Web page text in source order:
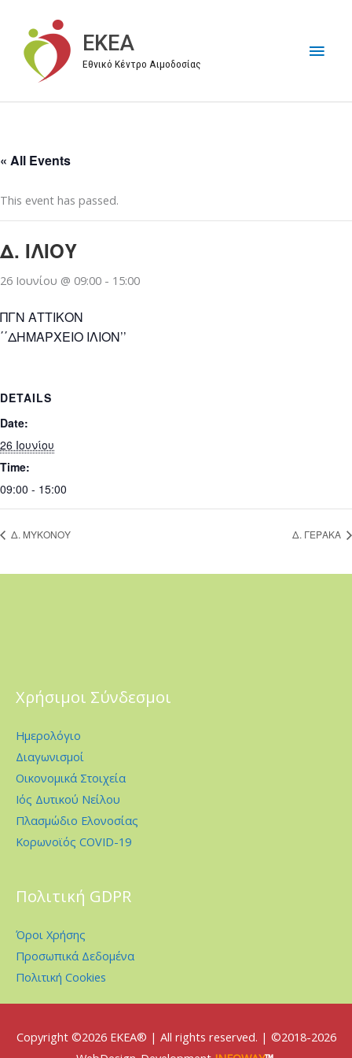
περιεχόμενο
EKEA
Εθνικό Κέντρο Αιμοδοσίας
« All Events
This event has passed.
Δ. ΙΛΙΟΥ
26 Ιουνίου @ 09:00 - 15:00
ΠΓΝ ΑΤΤΙΚΟΝ
΄΄ΔΗΜΑΡΧΕΙΟ ΙΛΙΟΝ’’
DETAILS
Date:
26 Ιουνίου
Time:
09:00 - 15:00
Δ. ΜΥΚΟΝΟΥ Δ. ΓΕΡΑΚΑ
Χρήσιμοι Σύνδεσμοι
Ημερολόγιο
Διαγωνισμοί
Οικονομικά Στοιχεία
Ιός Δυτικού Νείλου
Πλασμώδιο Ελονοσίας
Κορωνοϊός COVID-19
Πολιτική GDPR
Όροι Χρήσης
Προσωπικά Δεδομένα
Πολιτική Cookies
Copyright ©2026 EKEA® | All rights reserved. | ©2018-2026